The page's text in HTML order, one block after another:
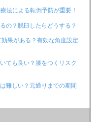
法による転倒予防が重要！
の？脱臼したらどうする？
果がある？有効な角度設定
ても良い？膝をつくリスク
難しい？元通りまでの期間